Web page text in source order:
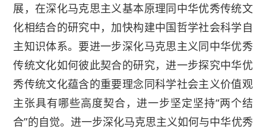
展，在深化马克思主义基本原理同中华优秀传统文
化相结合的研究中，加快构建中国哲学社会科学自
主知识体系。要进一步深化马克思主义同中华优秀
传统文化如何彼此契合的研究，进一步探究中华优
秀传统文化蕴含的重要理念同科学社会主义价值观
主张具有哪些高度契合，进一步坚定坚持“两个结
合”的自觉。进一步深化马克思主义如何与中华优秀